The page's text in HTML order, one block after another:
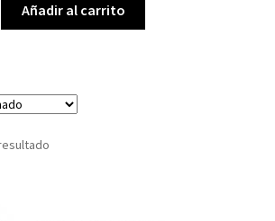
original
era:
actual
es:
Añadir al carrito